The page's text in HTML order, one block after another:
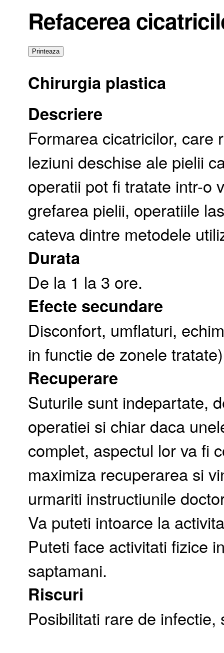
Refacerea
Chirurgia plastica
Descriere
Formarea cicatricilor, care
leziuni deschise ale pielii
operatii pot fi tratate intr-o
grefarea pielii, operatiile
cateva dintre metodele
Durata
De la 1 la 3 ore.
Efecte secundare
Disconfort, umflaturi,
in functie de zonele
Recuperare
Suturile sunt indepartate,
operatiei si chiar daca
complet, aspectul lor va fi
maximiza recuperarea si
urmariti instructiunile
Va puteti intoarce la
Puteti face activitati fizice
saptamani.
Riscuri
Posibilitati rare de